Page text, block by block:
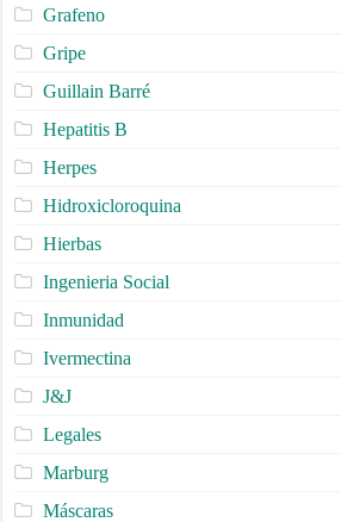
Grafeno
Gripe
Guillain Barré
Hepatitis B
Herpes
Hidroxicloroquina
Hierbas
Ingenieria Social
Inmunidad
Ivermectina
J&J
Legales
Marburg
Máscaras